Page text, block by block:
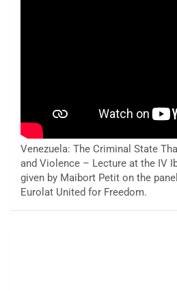
Venezuela: The Criminal State
and Violence – Lecture at the IV
given by Maibort Petit on the
Eurolat United for Freedom.